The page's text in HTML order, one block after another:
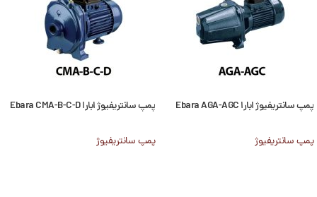
پمپ سانتریفیوژ ابارا Ebara AGA-AGC
پمپ سانتریفیوژ
پمپ سانتریفیوژ ابارا Ebara CMA-B-C-D
پمپ سانتریفیوژ